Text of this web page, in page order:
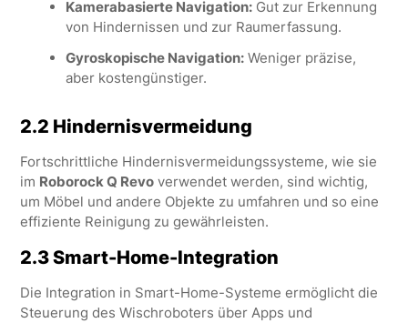
Kamerabasierte Navigation:Gut zur Erkennung
von Hindernissen und zur Raumerfassung.
Gyroskopische Navigation:Weniger präzise,
aber kostengünstiger.
2.2 Hindernisvermeidung
Fortschrittliche Hindernisvermeidungssysteme, wie sie
im Roborock Q Revoverwendet werden, sind wichtig,
um Möbel und andere Objekte zu umfahren und so eine
effiziente Reinigung zu gewährleisten.
2.3 Smart-Home-Integration
Die Integration in Smart-Home-Systeme ermöglicht die
Steuerung des Wischroboters über Apps und